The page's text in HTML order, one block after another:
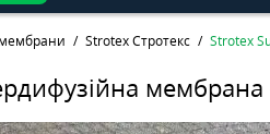
мембрани Strotex Стротекс Strotex